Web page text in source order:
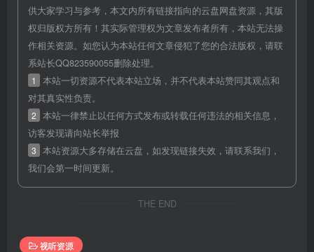
供大家学习与参考，本文内所有链接指向的云盘网盘资源，其版
权归版权方所有！其实际管理权为文章发布者所有，本站无法操
作相关资源。如您认为本站任何文章侵犯了您的合法版权，请联
系站长QQ823590055删除处理。
1
本站一切资源不代表本站立场，并不代表本站赞同其观点和
对其真实性负责。
2 本站一律禁止以任何方式发布或转载任何违法的相关信息，
访客发现请向站长举报
3 本站资源大多存储在云盘，如发现链接失效，请联系我们，
我们会第一时间更新。
THE END
视听资源